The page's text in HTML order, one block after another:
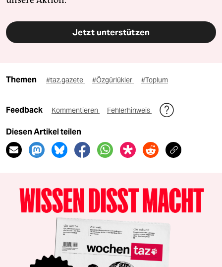
Jetzt unterstützen
Themen #taz.gazete #Özgürlükler #Toplum
Feedback Kommentieren Fehlerhinweis
Diesen Artikel teilen